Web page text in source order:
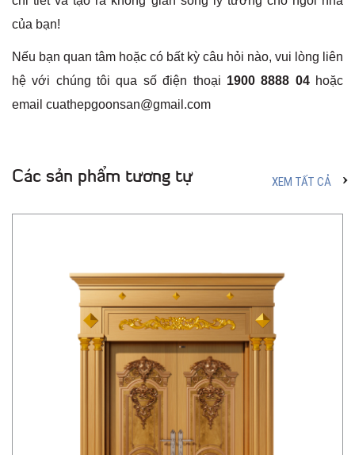
của bạn!
Nếu bạn quan tâm hoặc có bất kỳ câu hỏi nào, vui lòng liên
hệ với chúng tôi qua số điện thoại 1900 8888 04hoặc
email cuathepgoonsan@gmail.com
Các sản phẩm tương tự XEM TẤT CẢ